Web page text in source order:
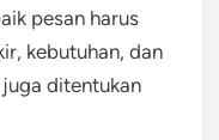
pesan harus
kebutuhan, dan
ditentukan